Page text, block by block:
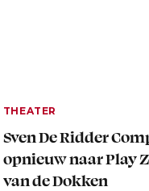
THEATER
Sven De Ridder
opnieuw naar Play
van de Dokken